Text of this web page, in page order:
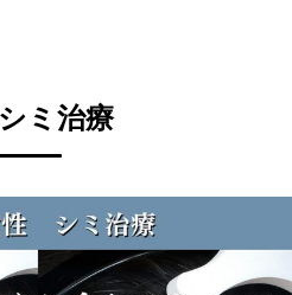
ポレーション
ト（CRF）
たるみ
ラセルZi
ト）
ミ治療